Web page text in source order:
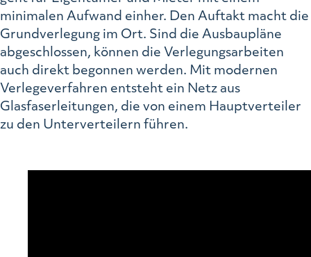
minimalen Aufwand einher. Den Auftakt macht die
Grundverlegung im Ort. Sind die Ausbaupläne
abgeschlossen, können die Verlegungsarbeiten
auch direkt begonnen werden. Mit modernen
Verlegeverfahren entsteht ein Netz aus
Glasfaserleitungen, die von einem Hauptverteiler
zu den Unterverteilern führen.